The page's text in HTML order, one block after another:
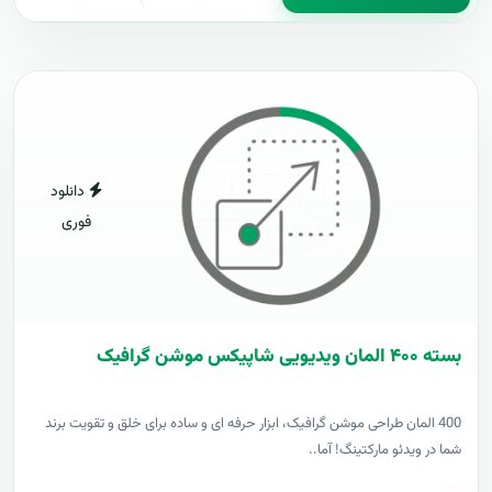
دانلود
فوری
بسته ۴۰۰ المان ویدیویی شاپیکس موشن گرافیک
400 المان طراحی موشن گرافیک، ابزار حرفه ای و ساده برای خلق و تقویت برند
شما در ویدئو مارکتینگ! آما..